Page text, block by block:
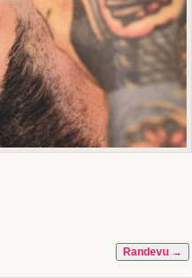
Randevu →